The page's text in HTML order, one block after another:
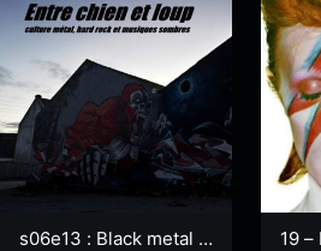
s06e13 : Black metal à
19